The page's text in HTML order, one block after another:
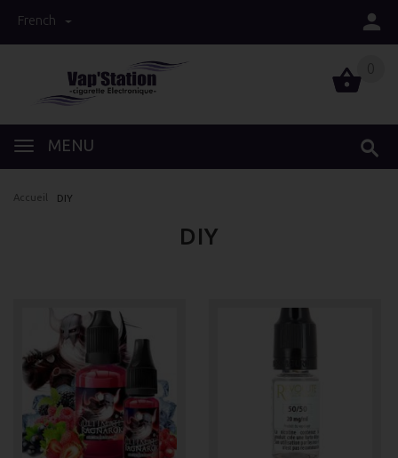
French
MENU
Accueil DIY
DIY